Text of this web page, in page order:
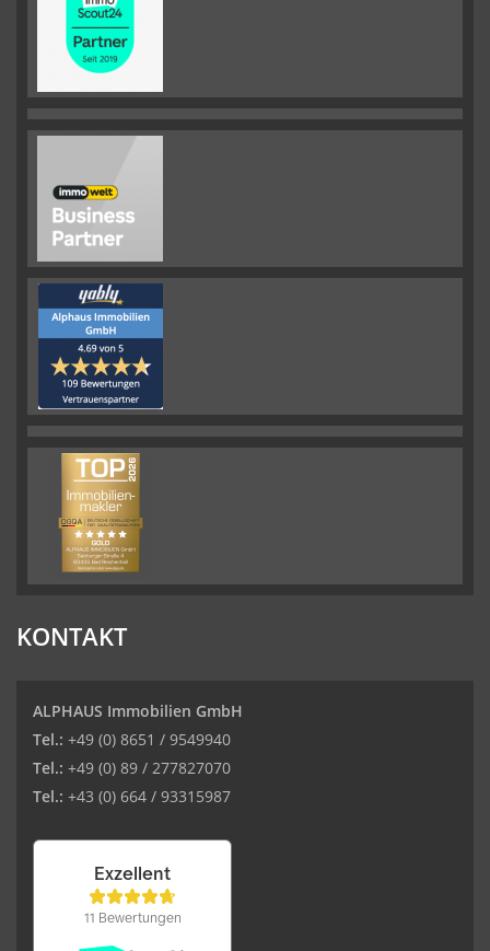
KONTAKT
ALPHAUS Immobilien GmbH
Tel.: +49 (0) 8651 / 9549940
Tel.: +49 (0) 89 / 277827070
Tel.: +43 (0) 664 / 93315987